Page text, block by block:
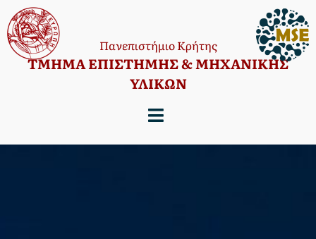
Πανεπιστήμιο Κρήτης
TΜΗΜΑ ΕΠΙΣΤΗΜΗΣ & ΜΗΧΑΝΙΚΗΣ
ΥΛΙΚΩΝ